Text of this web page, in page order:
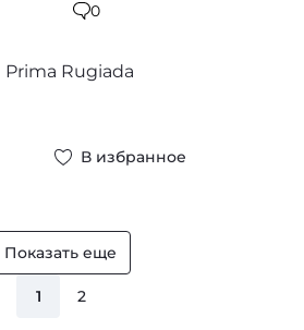
0
Prima Rugiada
В избранное
Показать еще
1 2